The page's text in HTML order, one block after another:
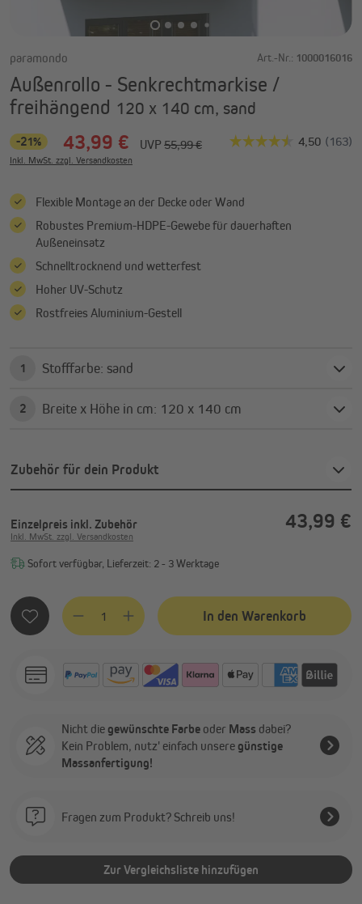
paramondo Art.-Nr.: 1000016016
Außenrollo - Senkrechtmarkise /
freihängend 120 x 140 cm, sand
-21% 43,99 € UVP 55,99 €
Inkl. MwSt. zzgl. Versandkosten
Flexible Montage an der Decke oder Wand
Robustes Premium-HDPE-Gewebe für dauerhaften
Außeneinsatz
Schnelltrocknend und wetterfest
Hoher UV-Schutz
Rostfreies Aluminium-Gestell
1 Stofffarbe: sand
2 Breite x Höhe in cm: 120 x 140 cm
Zubehör für dein Produkt
Einzelpreis inkl. Zubehör 43,99 €
Inkl. MwSt. zzgl. Versandkosten
Sofort verfügbar, Lieferzeit: 2 - 3 Werktage
Produkt Anzahl: Gib den gewünschten Wert ein oder
In den Warenkorb
Nicht die gewünschte Farbe oder Mass dabei?
Kein Problem, nutz' einfach unsere günstige
Massanfertigung!
Fragen zum Produkt? Schreib uns!
Zur Vergleichsliste hinzufügen